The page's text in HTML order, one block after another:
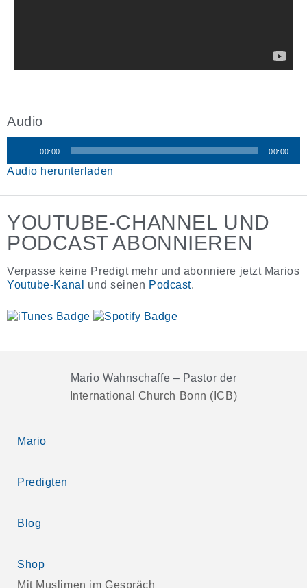
Audio
Audio-
00:00 00:00
Audio herunterladen
YOUTUBE-CHANNEL UND
PODCAST ABONNIEREN
Verpasse keine Predigt mehr und abonniere jetzt Marios
Youtube-Kanal
und seinen Podcast.
Mario Wahnschaffe – Pastor der
International Church Bonn (ICB)
Mario
Predigten
Blog
Shop
Mit Muslimen im Gespräch